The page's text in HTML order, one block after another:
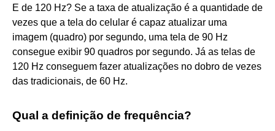
E de 120 Hz? Se a taxa de atualização é a quantidade de
vezes que a tela do celular é capaz atualizar uma
imagem (quadro) por segundo, uma tela de 90 Hz
consegue exibir 90 quadros por segundo. Já as telas de
120 Hz conseguem fazer atualizações no dobro de vezes
das tradicionais, de 60 Hz.
Qual a definição de frequência?